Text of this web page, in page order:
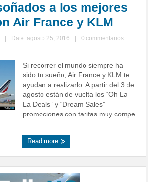
a los mejores
Air France y KLM
Date: agosto 25, 2016
0 commentarios
Si recorrer el mundo siempre ha
sido tu sueño, Air France y KLM te
ayudan a realizarlo. A partir del 3 de
agosto están de vuelta los “Oh La
La Deals” y “Dream Sales”,
promociones con tarifas muy compe
...
Read more